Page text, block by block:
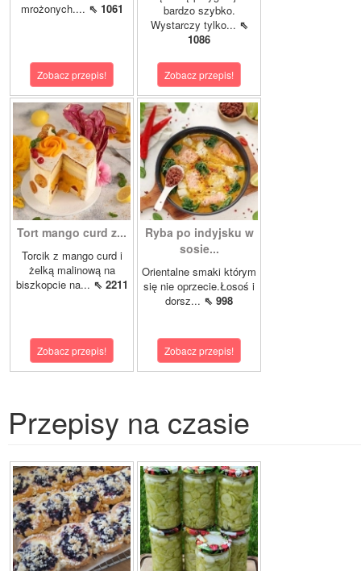
mrożonych.... ⇖ 1061
Zobacz przepis!
bardzo szybko.
Wystarczy tylko... ⇖
1086
Zobacz przepis!
Tort mango curd z...
Torcik z mango curd i
żelką malinową na
biszkopcie na... ⇖ 2211
Zobacz przepis!
Ryba po indyjsku w
sosie...
Orientalne smaki którym
się nie oprzecie.Łosoś i
dorsz... ⇖ 998
Zobacz przepis!
Przepisy na czasie